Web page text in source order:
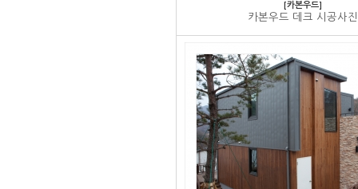
[카본우드]
카본우드 데크 시공사진